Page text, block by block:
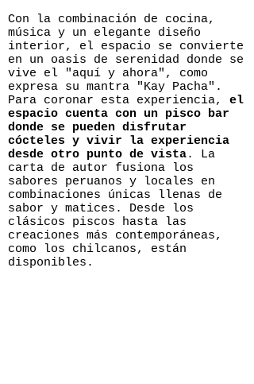
Con la combinación de cocina,
música y un elegante diseño
interior, el espacio se convierte
en un oasis de serenidad donde se
vive el "aquí y ahora", como
expresa su mantra "Kay Pacha".
Para coronar esta experiencia, el
espacio cuenta con un pisco bar
donde se pueden disfrutar
cócteles y vivir la experiencia
desde otro punto de vista. La
carta de autor fusiona los
sabores peruanos y locales en
combinaciones únicas llenas de
sabor y matices. Desde los
clásicos piscos hasta las
creaciones más contemporáneas,
como los chilcanos, están
disponibles.